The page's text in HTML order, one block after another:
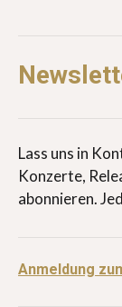
Lass uns in
Konzerte,
abonnieren.
Anmeldung